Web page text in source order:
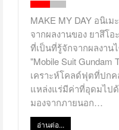
MAKE MY DAY อนิเ
จากผลงานของ ยาสึโ
ที่เป็นที่รู้จักจากผลงาน
"Mobile Suit Gundam
เคราะห์โคลด์ฟุตที่ปก
แหล่งแร่มีค่าที่อุดมไปด้
มองจากภายนอก…
อ่านต่อ...